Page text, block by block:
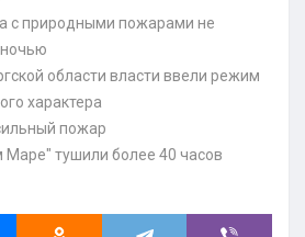
с природными пожарами не
области власти ввели режим
характера
пожар
Маре" тушили более 40 часов